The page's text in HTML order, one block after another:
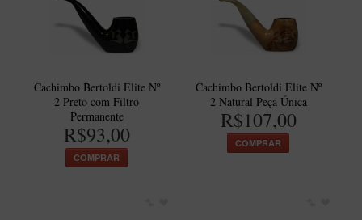
Itália Encerado
Maestro Nacional
Caboclo - 7 Voltas
Cachimbeco
Churchwarden
Cachimbo Bertoldi Elite Nº
2 Preto com Filtro
Permanente
R$93,00
COMPRAR
Cachimbo Bertoldi Elite Nº
2 Natural Peça Única
R$107,00
COMPRAR